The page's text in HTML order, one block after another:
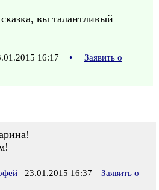
вы талантливый
16:17 •
Заявить о
23.01.2015 16:37
Заявить о